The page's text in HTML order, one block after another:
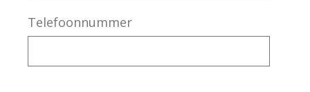
Telefoonnummer